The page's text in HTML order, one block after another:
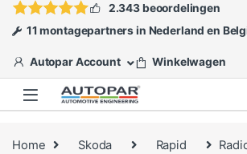
2.343 beoordelingen
11 montagepartners in Nederland en
Autopar Account Winkelwagen
Home Skoda Rapid